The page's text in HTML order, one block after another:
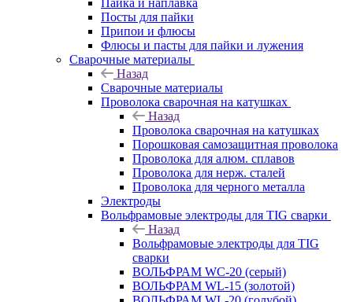
Пайка и наплавка
Посты для пайки
Припои и флюсы
Флюсы и пасты для пайки и лужения
Сварочные материалы
Назад
Сварочные материалы
Проволока сварочная на катушках
Назад
Проволока сварочная на катушках
Порошковая самозащитная проволока
Проволока для алюм. сплавов
Проволока для нерж. сталей
Проволока для черного металла
Электроды
Вольфрамовые электроды для TIG сварки
Назад
Вольфрамовые электроды для TIG
сварки
ВОЛЬФРАМ WC-20 (серый)
ВОЛЬФРАМ WL-15 (золотой)